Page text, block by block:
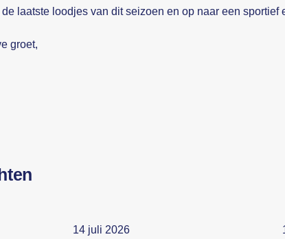
de laatste loodjes van dit seizoen en op naar een
groet,
14 juli 2026